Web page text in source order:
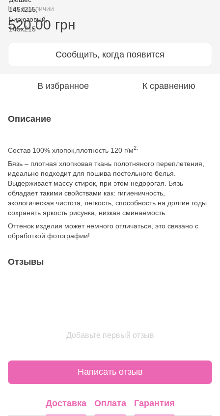
Нет в наличии
520.00 грн
Сообщить, когда появится
В избранное К сравнению
Описание
Состав 100% хлопок,плотность 120 г/м2.
Бязь – плотная хлопковая ткань полотняного переплетения,
идеально подходит для пошива постельного белья.
Выдерживает массу стирок, при этом недорогая. Бязь
обладает такими свойствами как: гигиеничность,
экологическая чистота, легкость, способность на долгие годы
сохранять яркость рисунка, низкая сминаемость.
Оттенок изделия может немного отличаться, это связано с
обработкой фотографии!
Отзывы
Добавьте первый отзыв
Написать отзыв
Доставка Оплата Гарантия